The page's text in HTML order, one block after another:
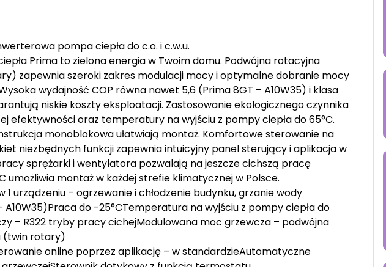
pompa ciepła do c.o. i c.w.u.
Prima to zielona energia w Twoim domu. Podwójna rotacyjna
zapewnia szeroki zakres modulacji mocy i optymalne dobranie mocy
wydajność COP równa nawet 5,6 (Prima 8GT – A10W35) i klasa
niskie koszty eksploatacji. Zastosowanie ekologicznego czynnika
efektywności oraz temperatury na wyjściu z pompy ciepła do 65°C.
monoblokowa ułatwiają montaż. Komfortowe sterowanie na
niezbędnych funkcji zapewnia intuicyjny panel sterujący i aplikacja w
sprężarki i wentylatora pozwalają na jeszcze cichszą pracę
umożliwia montaż w każdej strefie klimatycznej w Polsce.
1 urządzeniu – ogrzewanie i chłodzenie budynku, grzanie wody
A10W35)Praca do -25°CTemperatura na wyjściu z pompy ciepła do
– R322 tryby pracy cichejModulowana moc grzewcza – podwójna
(twin rotary)
online poprzez aplikację – w standardzieAutomatyczne